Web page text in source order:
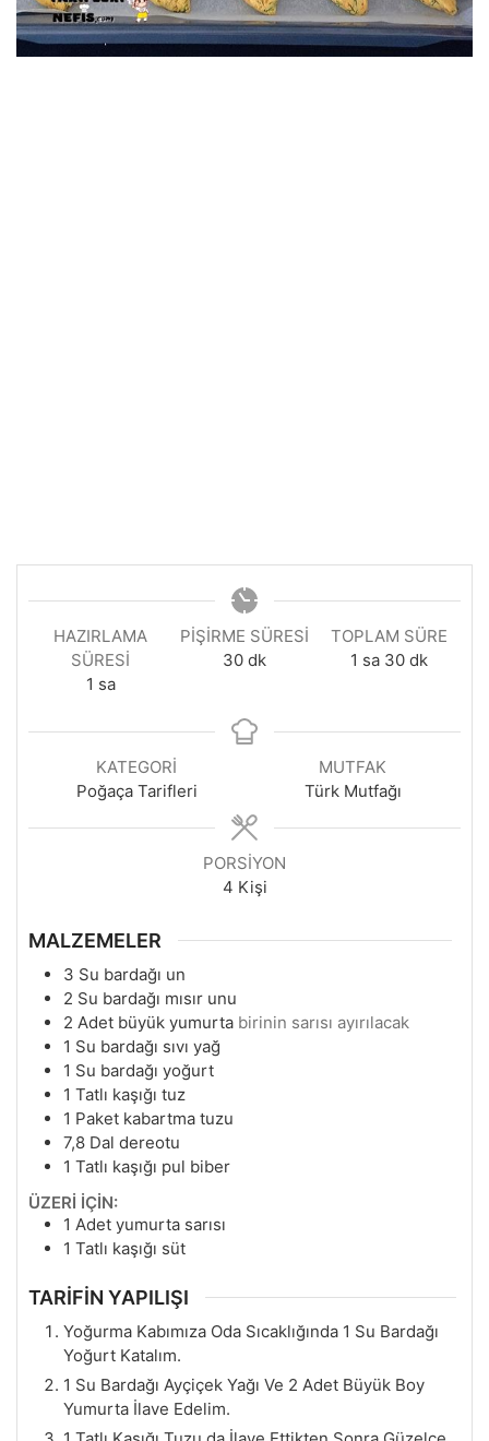
HAZIRLAMA
SÜRESI
1 saat
sa
PIŞIRME SÜRESI
30dakika
dk
TOPLAM SÜRE
1 saat
sa 30dakika
dk
KATEGORI
Poğaça Tarifleri
MUTFAK
Türk Mutfağı
PORSIYON
4 Kişi
MALZEMELER
3 Su bardağı un
2 Su bardağı mısır unu
2 Adet büyük yumurta birinin sarısı ayırılacak
1 Su bardağı sıvı yağ
1 Su bardağı yoğurt
1 Tatlı kaşığı tuz
1 Paket kabartma tuzu
7,8 Dal dereotu
1 Tatlı kaşığı pul biber
ÜZERİ İÇİN:
1 Adet yumurta sarısı
1 Tatlı kaşığı süt
TARİFİN YAPILIŞI
Yoğurma Kabımıza Oda Sıcaklığında 1 Su Bardağı
Yoğurt Katalım.
1 Su Bardağı Ayçiçek Yağı Ve 2 Adet Büyük Boy
Yumurta İlave Edelim.